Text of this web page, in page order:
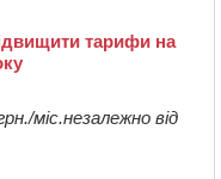
тарифи на
міс.незалежно від